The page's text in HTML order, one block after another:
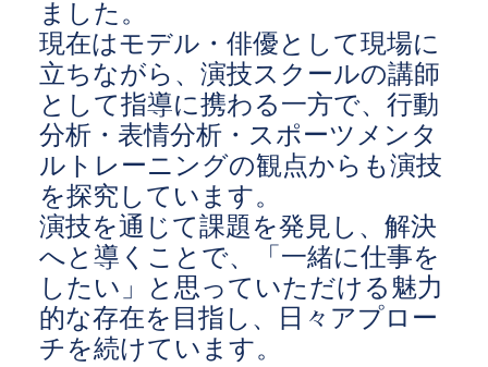
ました。
現在はモデル・俳優として現場に
立ちながら、演技スクールの講師
として指導に携わる一方で、行動
分析・表情分析・スポーツメンタ
ルトレーニングの観点からも演技
を探究しています。
演技を通じて課題を発見し、解決
へと導くことで、「一緒に仕事を
したい」と思っていただける魅力
的な存在を目指し、日々アプロー
チを続けています。